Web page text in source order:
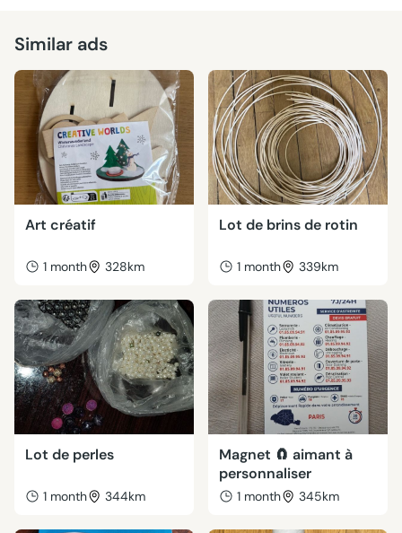
Similar ads
Art créatif
1 month 328km
Lot de brins de rotin
1 month 339km
Lot de perles
1 month 344km
Magnet 🧲 aimant à
personnaliser
1 month 345km